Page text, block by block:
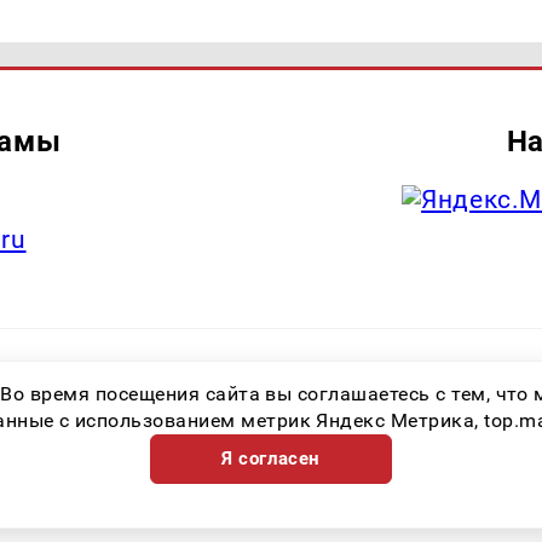
информационной продукции: 16+ Зарегистрировавший орган:
коммуникаций (Роскомнадзор) Регистрационный номер СМИ ЭЛ № ФС
время посещения сайта вы соглашаетесь с тем,
с использованием метрик Яндекс Метрика,
Я согласен